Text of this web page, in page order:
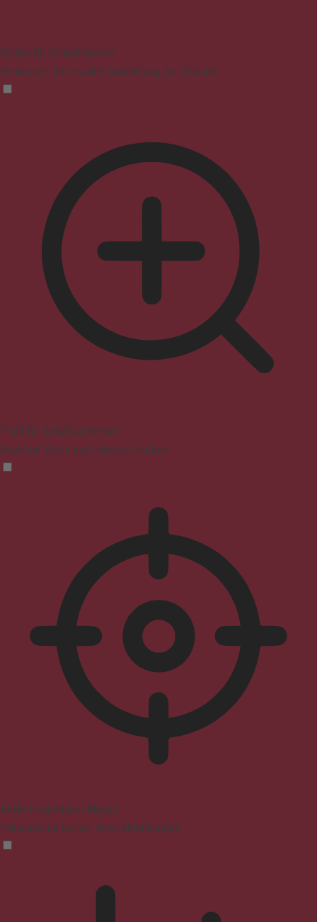
Modus für Sehbehinderte
Verbessert die visuelle Darstellung der Website
Profil für Anfallssicherheit
Beseitigt Blitze und reduziert Farben
ADHD-freundlicher Modus
Fokussiertes Surfen, ohne Ablenkungen